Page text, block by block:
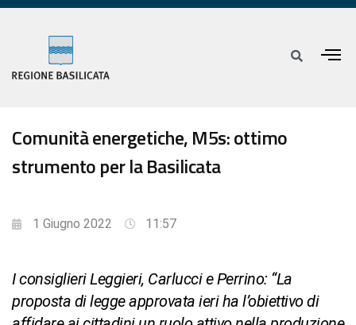
Comunità energetiche, M5s: ottimo
strumento per la Basilicata
1 Giugno 2022 11:57
I consiglieri Leggieri, Carlucci e Perrino: “La
proposta di legge approvata ieri ha l’obiettivo di